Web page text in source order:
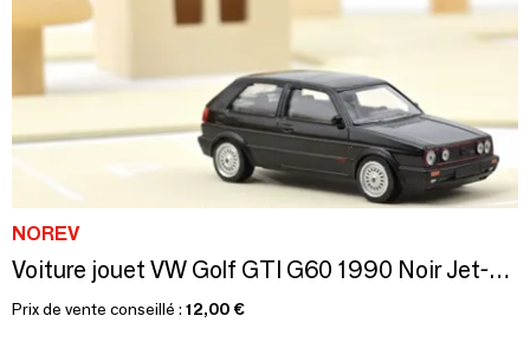
NOREV
Voiture jouet VW Golf GTI G60 1990 Noir Jet-Car 1/43
Prix de vente conseillé : 12,00 €